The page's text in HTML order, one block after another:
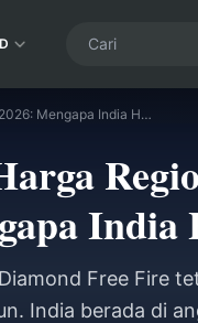
Perbedaan Harga Regional Diamond Free Fire 2026: Mengapa India Hanya Membayar ₹84
India
Free Fire
India berada di